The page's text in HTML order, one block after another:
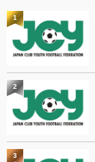
1
2
3